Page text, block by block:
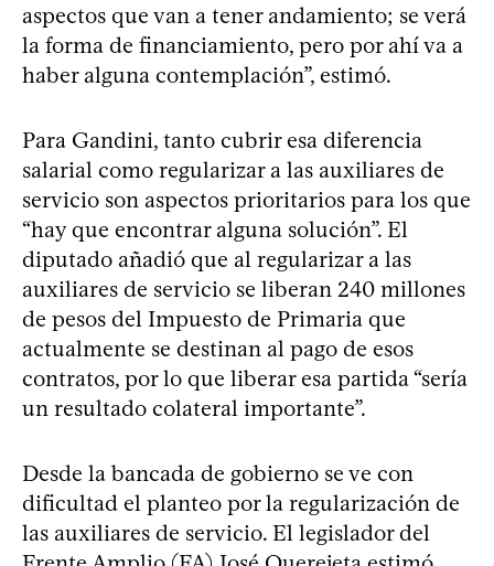
aspectos que van a tener andamiento; se verá
la forma de financiamiento, pero por ahí va a
haber alguna contemplación”, estimó.
Para Gandini, tanto cubrir esa diferencia
salarial como regularizar a las auxiliares de
servicio son aspectos prioritarios para los que
“hay que encontrar alguna solución”. El
diputado añadió que al regularizar a las
auxiliares de servicio se liberan 240 millones
de pesos del Impuesto de Primaria que
actualmente se destinan al pago de esos
contratos, por lo que liberar esa partida “sería
un resultado colateral importante”.
Desde la bancada de gobierno se ve con
dificultad el planteo por la regularización de
las auxiliares de servicio. El legislador del